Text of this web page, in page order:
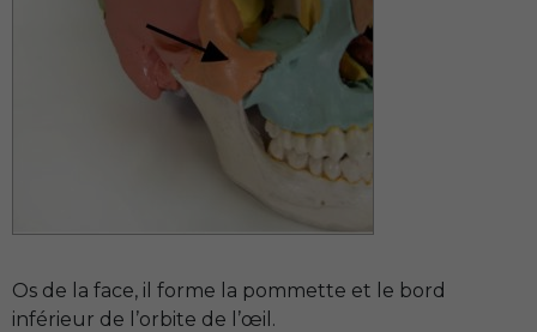
Os de la face, il forme la pommette et le bord
inférieur de l’orbite de l’œil.